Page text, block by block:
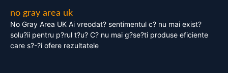
no gray area uk
No Gray Area UK Ai vreodat? sentimentul c? nu mai exist?
solu?ii pentru p?rul t?u? C? nu mai g?se?ti produse eficiente
care s?-?i ofere rezultatele